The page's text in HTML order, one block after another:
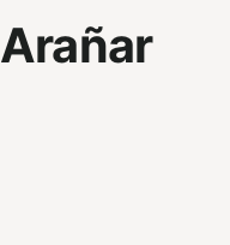
Arañar